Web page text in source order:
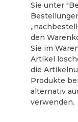
Sie unter
den
Sie im
Artikel
die
Produkte
alternativ
verwenden.